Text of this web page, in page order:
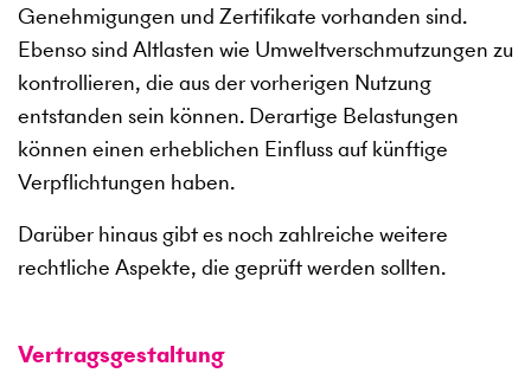
Genehmigungen und Zertifikate vorhanden sind.
Ebenso sind Altlasten wie Umweltverschmutzungen zu
kontrollieren, die aus der vorherigen Nutzung
entstanden sein können. Derartige Belastungen
können einen erheblichen Einfluss auf künftige
Verpflichtungen haben.
Darüber hinaus gibt es noch zahlreiche weitere
rechtliche Aspekte, die geprüft werden sollten.
Vertragsgestaltung